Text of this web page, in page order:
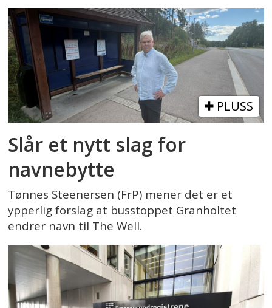
PLUSS
Slår et nytt slag for
navnebytte
Tønnes Steenersen (FrP) mener det er et
ypperlig forslag at busstoppet Granholtet
endrer navn til The Well.